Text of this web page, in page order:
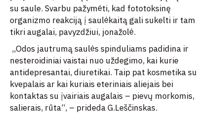
su saule. Svarbu pažymėti, kad fototoksinę
organizmo reakciją į saulėkaitą gali sukelti ir tam
tikri augalai, pavyzdžiui, jonažolė.
„Odos jautrumą saulės spinduliams padidina ir
nesteroidiniai vaistai nuo uždegimo, kai kurie
antidepresantai, diuretikai. Taip pat kosmetika su
kvepalais ar kai kuriais eteriniais aliejais bei
kontaktas su įvairiais augalais – pievų morkomis,
salierais, rūta“, – prideda G.Leščinskas.